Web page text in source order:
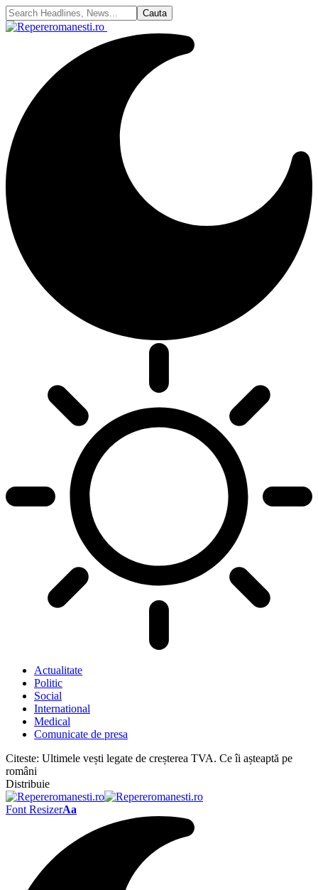
Actualitate
Politic
Social
International
Medical
Comunicate de presa
Citeste: Ultimele vești legate de creșterea TVA. Ce îi așteaptă pe
români
Distribuie
Font ResizerAa